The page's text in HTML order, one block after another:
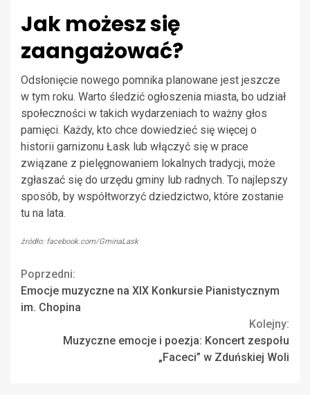
Jak możesz się
zaangażować?
Odsłonięcie nowego pomnika planowane jest jeszcze
w tym roku. Warto śledzić ogłoszenia miasta, bo udział
społeczności w takich wydarzeniach to ważny głos
pamięci. Każdy, kto chce dowiedzieć się więcej o
historii garnizonu Łask lub włączyć się w prace
związane z pielęgnowaniem lokalnych tradycji, może
zgłaszać się do urzędu gminy lub radnych. To najlepszy
sposób, by współtworzyć dziedzictwo, które zostanie
tu na lata.
źródło: facebook.com/GminaLask
Continue
Reading
Poprzedni:
Emocje muzyczne na XIX Konkursie Pianistycznym
im. Chopina
Kolejny:
Muzyczne emocje i poezja: Koncert zespołu
„Faceci” w Zduńskiej Woli